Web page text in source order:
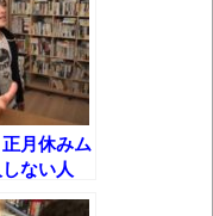
築士学科試験結
中に入っている
の]
見てるんだけど
正月休みム
ない人